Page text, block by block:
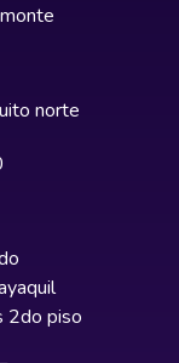
norte
2do piso